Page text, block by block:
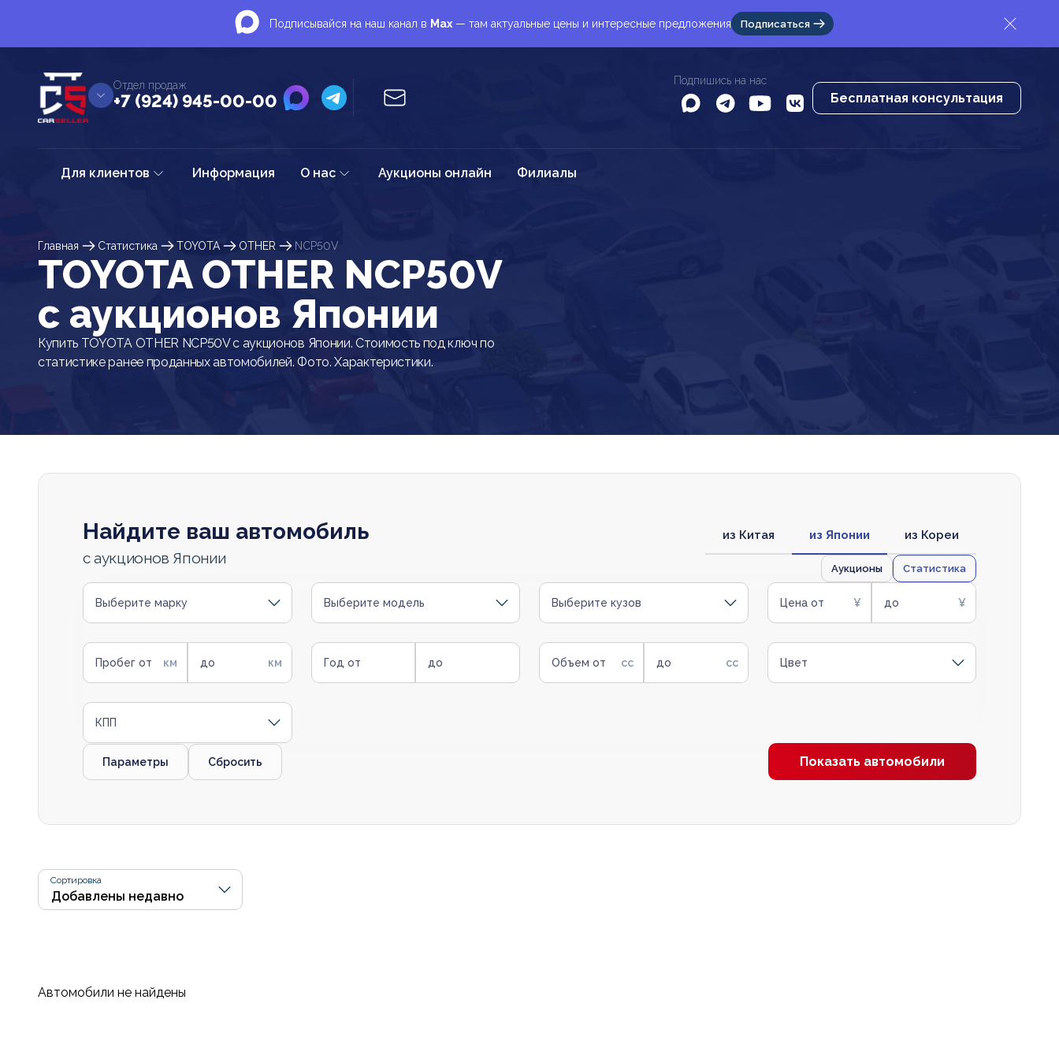
Подписывайся на наш канал в Max — там актуальные цены и интересные предложения Подписаться
Отдел продаж
+7 (924) 945-00-00
Подпишись на нас
Бесплатная консультация
Для клиентов Информация О нас Аукционы онлайн Филиалы
Главная Статистика TOYOTA OTHER NCP50V
TOYOTA OTHER NCP50V
c аукционов Японии
Купить TOYOTA OTHER NCP50V с аукционов Японии. Стоимость под ключ по
статистике ранее проданных автомобилей. Фото. Характеристики.
Найдите ваш автомобиль
с аукционов Японии
из Китая из Японии из Кореи
Аукционы Статистика
Выберите марку Выберите модель Выберите кузов Цена от до
Пробег от до Год от до Объем от до Цвет
КПП
Параметры Сбросить Показать автомобили
Сортировка
Автомобили не найдены